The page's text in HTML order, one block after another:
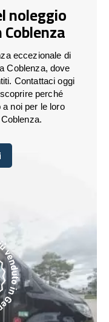
noleggio
eccezionale di
Coblenza, dove
Contattaci oggi
perché
noi per le loro